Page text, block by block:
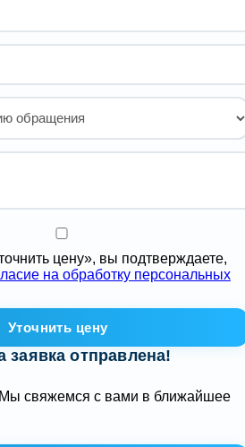
цену», вы подтверждаете,
на обработку персональных
Уточнить цену
отправлена!
свяжемся с вами в ближайшее